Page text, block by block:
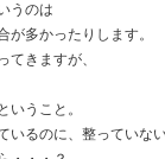
の方に参考に